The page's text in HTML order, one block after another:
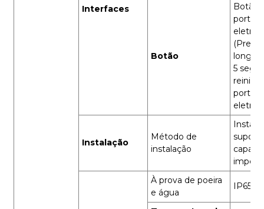
Interfaces
Botão
Botão
5
Instalação
Método de
instalação
capa
À prova de poeira
e água
IP65